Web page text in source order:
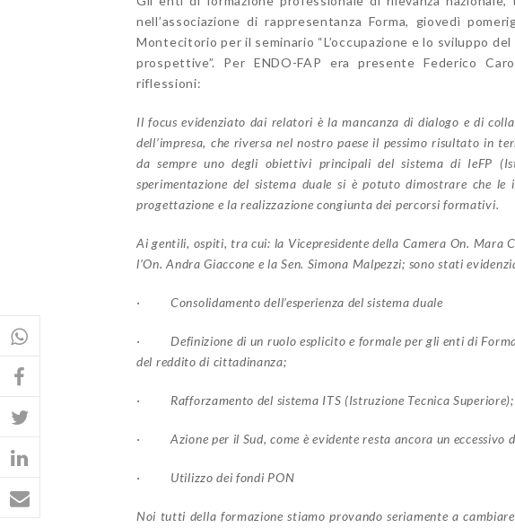
nell’associazione di rappresentanza Forma, giovedì
Montecitorio per il seminario “L’occupazione e lo sviluppo
prospettive”. Per ENDO-FAP era presente Federico
riflessioni:
Il focus evidenziato dai relatori è la mancanza di dialogo e di
dell’impresa, che riversa nel nostro paese il pessimo risultato in
da sempre uno degli obiettivi principali del sistema di IeFP
sperimentazione del sistema duale si è potuto dimostrare che
progettazione e la realizzazione congiunta dei percorsi formativi.
Ai gentili, ospiti, tra cui: la Vicepresidente della Camera On. Mara
l’On. Andra Giaccone e la Sen. Simona Malpezzi; sono stati
· Consolidamento dell’esperienza del sistema duale
· Definizione di un ruolo esplicito e formale per gli enti di
del reddito di cittadinanza;
· Rafforzamento del sistema ITS (Istruzione Tecnica Superiore);
· Azione per il Sud, come è evidente resta ancora un eccessivo
· Utilizzo dei fondi PON
Noi tutti della formazione stiamo provando seriamente a